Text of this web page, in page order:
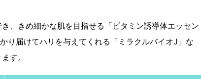
、きめ細かな肌を目指せる「ビタミン誘導体エッセン
り届けてハリを与えてくれる「ミラクルバイオJ」な
す。